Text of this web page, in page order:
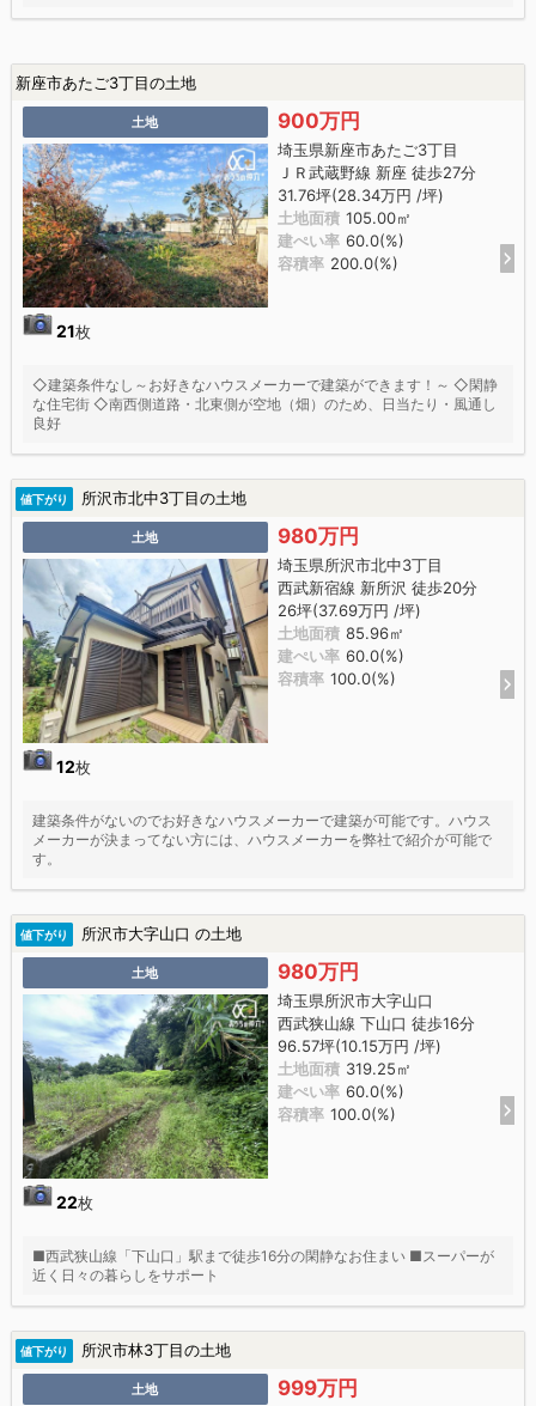
新座市あたご3丁目の土地
土地
21枚
900万円
埼玉県新座市あたご3丁目
ＪＲ武蔵野線 新座 徒歩27分
31.76坪(28.34万円 /坪)
土地面積 105.00㎡
建ぺい率 60.0(%)
容積率 200.0(%)
◇建築条件なし～お好きなハウスメーカーで建築ができます！～ ◇閑静
な住宅街 ◇南西側道路・北東側が空地（畑）のため、日当たり・風通し
良好
値下がり 所沢市北中3丁目の土地
土地
12枚
980万円
埼玉県所沢市北中3丁目
西武新宿線 新所沢 徒歩20分
26坪(37.69万円 /坪)
土地面積 85.96㎡
建ぺい率 60.0(%)
容積率 100.0(%)
建築条件がないのでお好きなハウスメーカーで建築が可能です。ハウス
メーカーが決まってない方には、ハウスメーカーを弊社で紹介が可能で
す。
値下がり 所沢市大字山口 の土地
土地
22枚
980万円
埼玉県所沢市大字山口
西武狭山線 下山口 徒歩16分
96.57坪(10.15万円 /坪)
土地面積 319.25㎡
建ぺい率 60.0(%)
容積率 100.0(%)
■西武狭山線「下山口」駅まで徒歩16分の閑静なお住まい ■スーパーが
近く日々の暮らしをサポート
値下がり 所沢市林3丁目の土地
土地 999万円